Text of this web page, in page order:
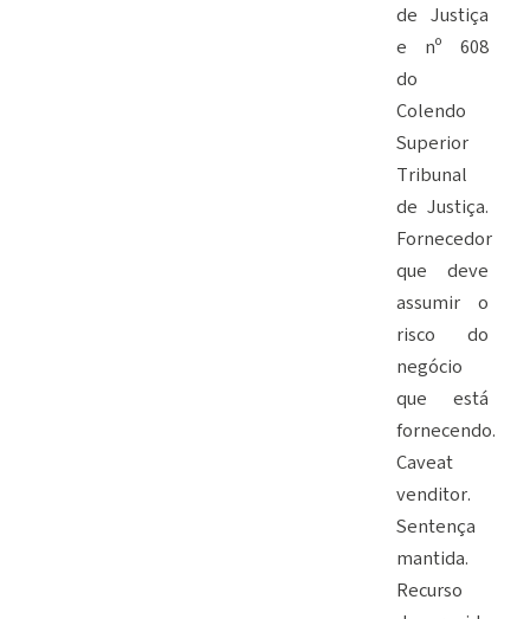
de Justiça
e nº 608
do
Colendo
Superior
Tribunal
de Justiça.
Fornecedor
que deve
assumir o
risco do
negócio
que está
fornecendo.
Caveat
venditor.
Sentença
mantida.
Recurso